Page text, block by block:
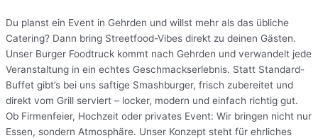
Du planst ein Event in Gehrden und willst mehr als das übliche
Catering? Dann bring Streetfood-Vibes direkt zu deinen Gästen.
Unser Burger Foodtruck kommt nach Gehrden und verwandelt jede
Veranstaltung in ein echtes Geschmackserlebnis. Statt Standard-
Buffet gibt’s bei uns saftige Smashburger, frisch zubereitet und
direkt vom Grill serviert – locker, modern und einfach richtig gut.
Ob Firmenfeier, Hochzeit oder privates Event: Wir bringen nicht nur
Essen, sondern Atmosphäre. Unser Konzept steht für ehrliches